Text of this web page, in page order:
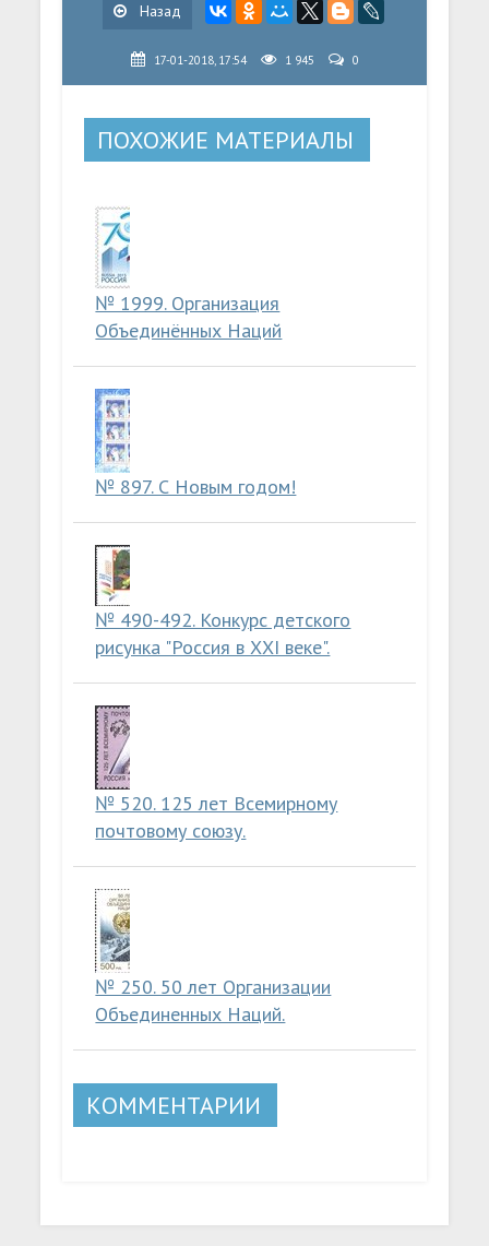
Назад
17-01-2018, 17:54 1 945 0
ПОХОЖИЕ МАТЕРИАЛЫ
№ 1999. Организация
Объединённых Наций
№ 897. С Новым годом!
№ 490-492. Конкурс детского
рисунка "Россия в ХХI веке".
№ 520. 125 лет Всемирному
почтовому союзу.
№ 250. 50 лет Организации
Объединенных Наций.
КОММЕНТАРИИ